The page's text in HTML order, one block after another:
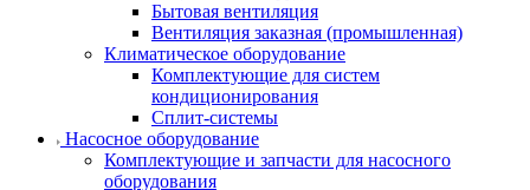
Бытовая вентиляция
Вентиляция заказная (промышленная)
Климатическое оборудование
Комплектующие для систем
кондиционирования
Сплит-системы
Насосное оборудование
Комплектующие и запчасти для насосного
оборудования